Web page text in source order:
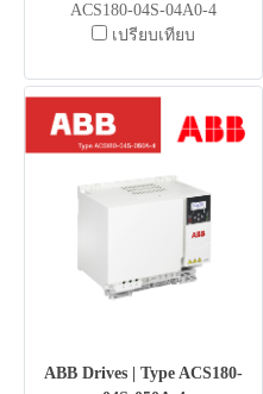
ACS180-04S-04A0-4
เปรียบเทียบ
ABB Drives | Type ACS180-